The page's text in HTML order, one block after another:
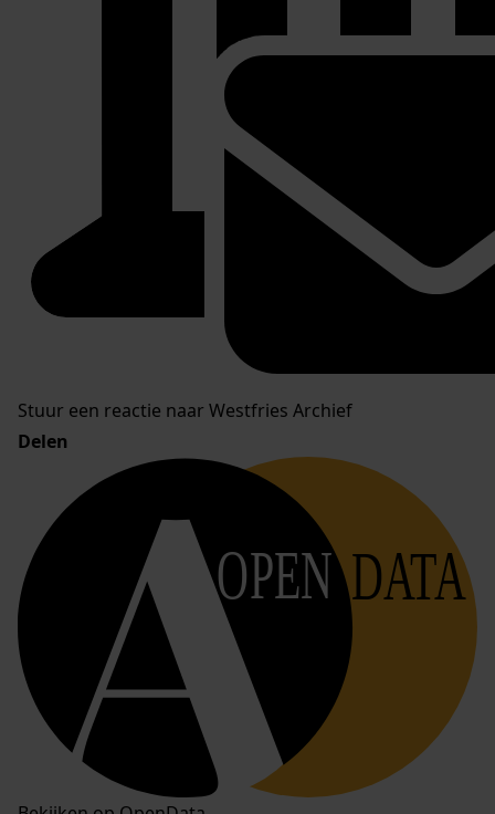
Stuur een reactie naar Westfries Archief
Delen
OPEN DATA